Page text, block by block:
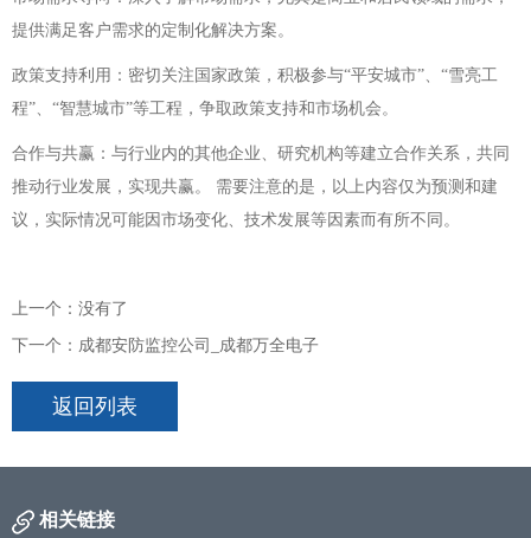
提供满足客户需求的定制化解决方案。
政策支持利用：密切关注国家政策，积极参与“平安城市”、“雪亮工
程”、“智慧城市”等工程，争取政策支持和市场机会。
合作与共赢：与行业内的其他企业、研究机构等建立合作关系，共同
推动行业发展，实现共赢。 需要注意的是，以上内容仅为预测和建
议，实际情况可能因市场变化、技术发展等因素而有所不同。
上一个：没有了
下一个：成都安防监控公司_成都万全电子
返回列表
相关链接